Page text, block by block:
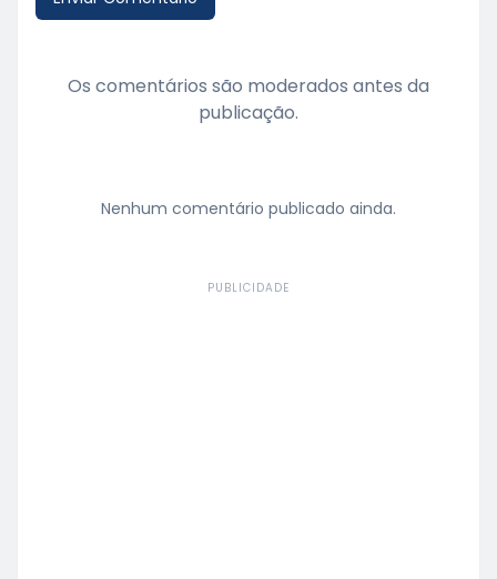
Os comentários são moderados antes da
publicação.
Nenhum comentário publicado ainda.
PUBLICIDADE